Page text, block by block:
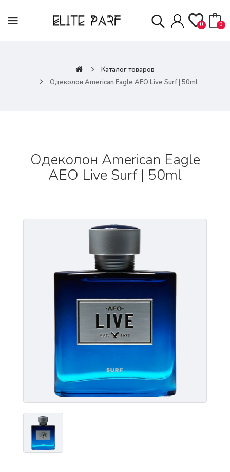
0 0
Каталог товаров
Одеколон American Eagle AEO Live Surf | 50ml
Одеколон American Eagle
AEO Live Surf | 50ml